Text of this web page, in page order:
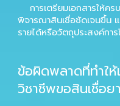
การเตรียมเอกสารให้ค
พิจารณาสินเชื่อชัดเจนขึ้น
รายได้หรือวัตถุประสงค์การ
ข้อผิดพลาดที่ทำใ
วิชาชีพขอสินเชื่อย